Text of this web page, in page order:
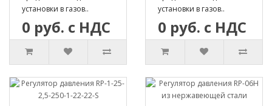
установки в газов..
0 руб. с НДС
установки в газов..
0 руб. с НДС